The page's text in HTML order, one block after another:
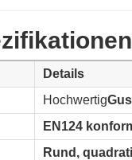
Details
Hochwertig
EN124
Rund,